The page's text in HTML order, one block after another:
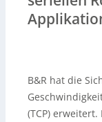
B&R hat die
(TCP)